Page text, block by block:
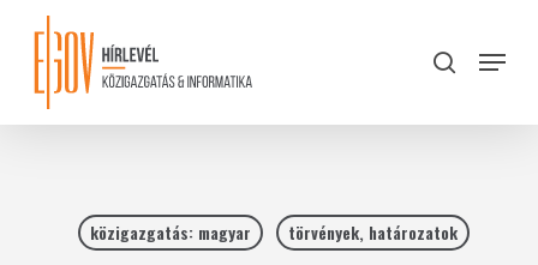
content
search
Menu
közigazgatás: magyar törvények, határozatok
Close